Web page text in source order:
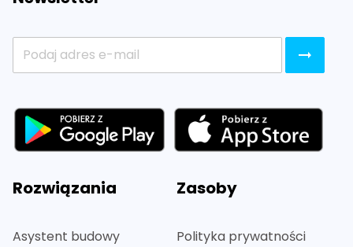
Rozwiązania
Asystent budowy
Zasoby
Polityka prywatności